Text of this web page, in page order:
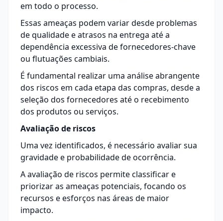
em todo o processo.
Essas ameaças podem variar desde problemas
de qualidade e atrasos na entrega até a
dependência excessiva de fornecedores-chave
ou flutuações cambiais.
É fundamental realizar uma análise abrangente
dos riscos em cada etapa das compras, desde a
seleção dos fornecedores até o recebimento
dos produtos ou serviços.
Avaliação de riscos
Uma vez identificados, é necessário avaliar sua
gravidade e probabilidade de ocorrência.
A avaliação de riscos permite classificar e
priorizar as ameaças potenciais, focando os
recursos e esforços nas áreas de maior
impacto.